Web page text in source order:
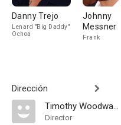
Danny Trejo
Lenard "Big Daddy"
Ochoa
Johnny
Messner
Frank
Dirección
Timothy Woodward Jr.
Director